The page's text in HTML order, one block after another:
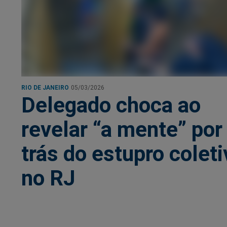
RIO DE JANEIRO 05/03/2026
Delegado choca ao
revelar “a mente” por
trás do estupro
no RJ